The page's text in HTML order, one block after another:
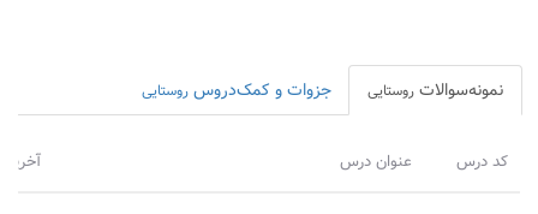
نمونه‌سوالات روستایی جزوات و کمک‌دروس روستایی
کد درس عنوان درس